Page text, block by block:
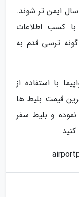
ایمن تر شوند.
با کسب اطلاعات
ترسی قدم به
با استفاده از
قیمت بلیط ها
و بلیط سفر